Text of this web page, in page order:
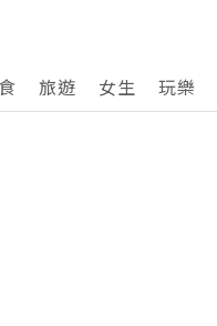
旅遊 女生 玩樂